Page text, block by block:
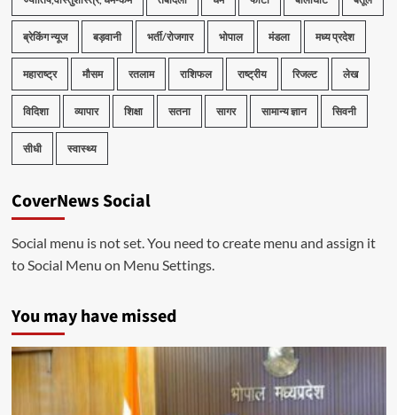
ब्रेकिंग न्यूज बड़वानी भर्ती/रोजगार भोपाल मंडला मध्य प्रदेश
महाराष्ट्र मौसम रतलाम राशिफल राष्ट्रीय रिजल्ट लेख
विदिशा व्यापार शिक्षा सतना सागर सामान्य ज्ञान सिवनी
सीधी स्वास्थ्य
CoverNews Social
Social menu is not set. You need to create menu and assign it
to Social Menu on Menu Settings.
You may have missed